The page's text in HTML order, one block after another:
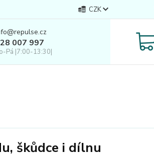
CZK
007 997
Pá |7:00-13:30|
škůdce i dílnu